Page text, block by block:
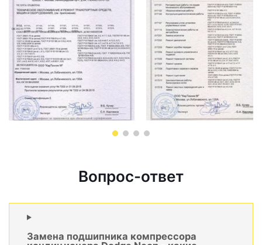
Вопрос-ответ
Замена подшипника компрессора